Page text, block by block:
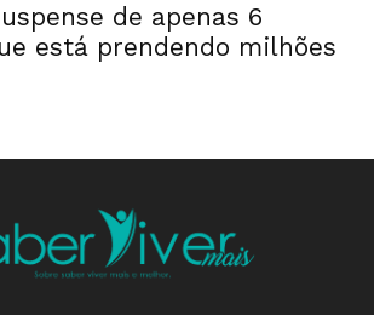
de apenas 6
está prendendo milhões